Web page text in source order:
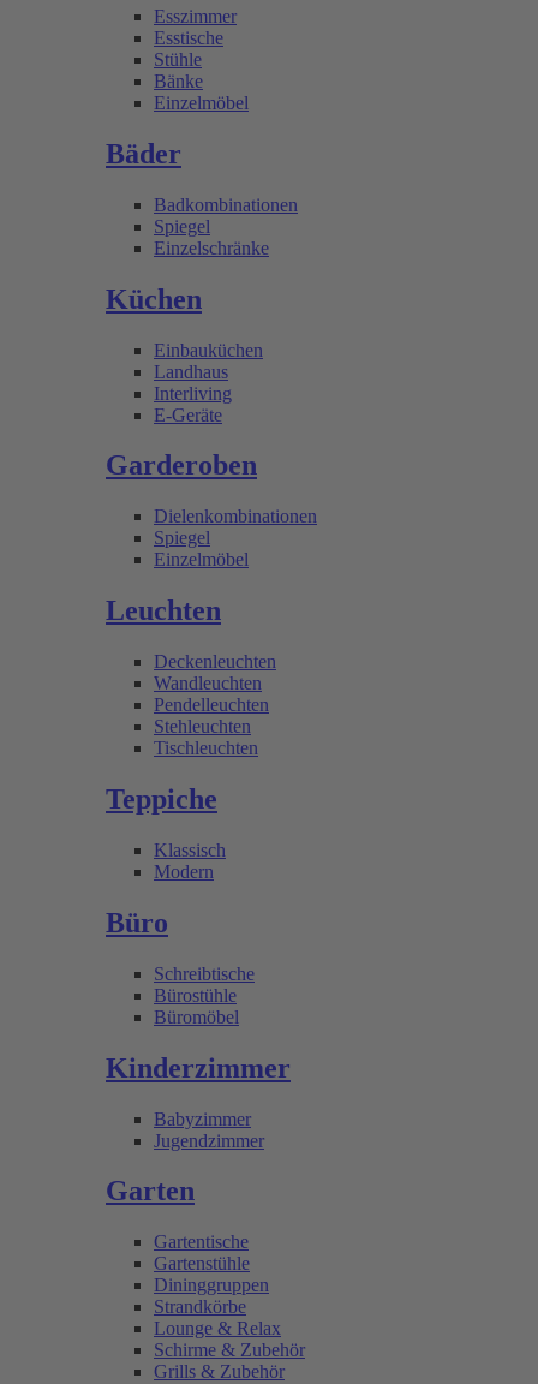
Esszimmer
Esstische
Stühle
Bänke
Einzelmöbel
Bäder
Badkombinationen
Spiegel
Einzelschränke
Küchen
Einbauküchen
Landhaus
Interliving
E-Geräte
Garderoben
Dielenkombinationen
Spiegel
Einzelmöbel
Leuchten
Deckenleuchten
Wandleuchten
Pendelleuchten
Stehleuchten
Tischleuchten
Teppiche
Klassisch
Modern
Büro
Schreibtische
Bürostühle
Büromöbel
Kinderzimmer
Babyzimmer
Jugendzimmer
Garten
Gartentische
Gartenstühle
Dininggruppen
Strandkörbe
Lounge & Relax
Schirme & Zubehör
Grills & Zubehör